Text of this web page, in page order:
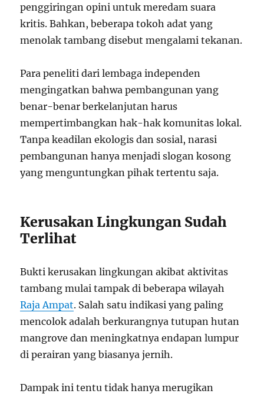
penggiringan opini untuk meredam suara
kritis. Bahkan, beberapa tokoh adat yang
menolak tambang disebut mengalami tekanan.
Para peneliti dari lembaga independen
mengingatkan bahwa pembangunan yang
benar-benar berkelanjutan harus
mempertimbangkan hak-hak komunitas lokal.
Tanpa keadilan ekologis dan sosial, narasi
pembangunan hanya menjadi slogan kosong
yang menguntungkan pihak tertentu saja.
Kerusakan Lingkungan Sudah
Terlihat
Bukti kerusakan lingkungan akibat aktivitas
tambang mulai tampak di beberapa wilayah
Raja Ampat. Salah satu indikasi yang paling
mencolok adalah berkurangnya tutupan hutan
mangrove dan meningkatnya endapan lumpur
di perairan yang biasanya jernih.
Dampak ini tentu tidak hanya merugikan